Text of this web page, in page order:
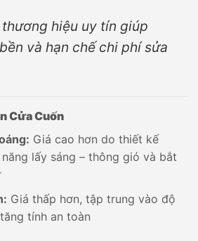
hiệu uy tín giúp
và hạn chế chi phí sửa
Cửa Cuốn
Giá cao hơn do thiết kế
lấy sáng – thông gió và bắt
Giá thấp hơn, tập trung vào độ
tính an toàn